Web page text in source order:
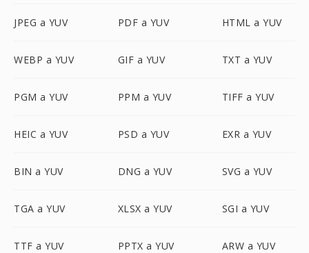
JPEG a YUV PDF a YUV HTML a YUV
WEBP a YUV GIF a YUV TXT a YUV
PGM a YUV PPM a YUV TIFF a YUV
HEIC a YUV PSD a YUV EXR a YUV
BIN a YUV DNG a YUV SVG a YUV
TGA a YUV XLSX a YUV SGI a YUV
TTF a YUV PPTX a YUV ARW a YUV